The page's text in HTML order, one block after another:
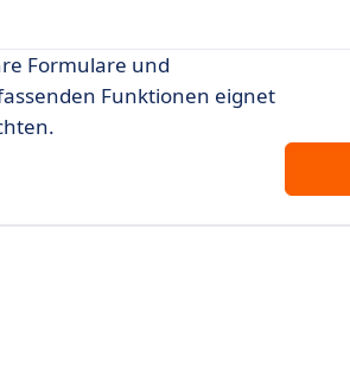
Formulare und
Funktionen eignet